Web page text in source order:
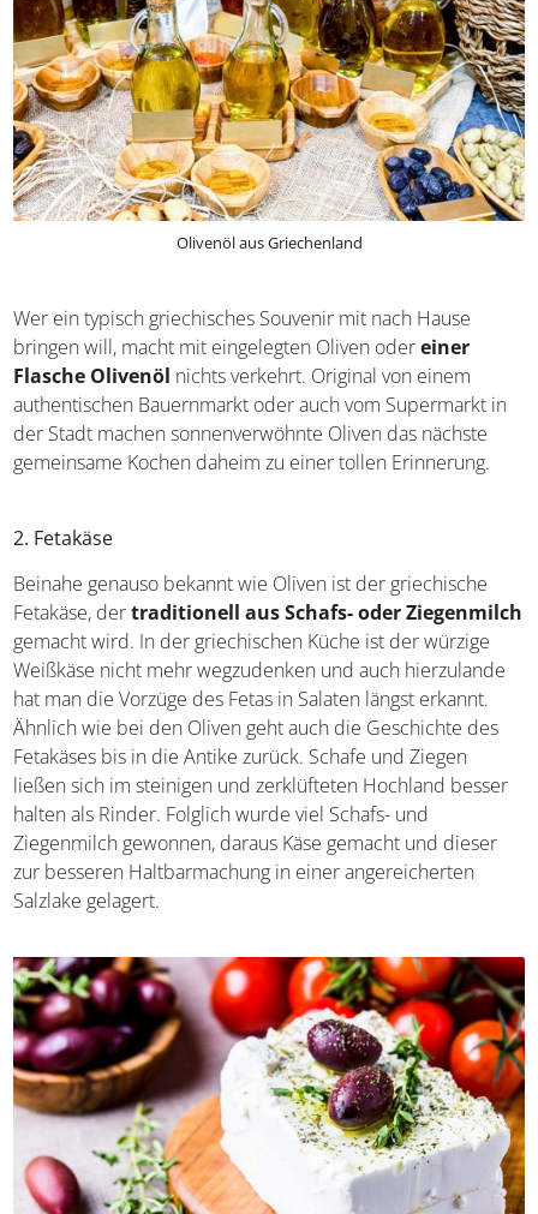
Olivenöl aus Griechenland
Wer ein typisch griechisches Souvenir mit nach Hause
bringen will, macht mit eingelegten Oliven odereiner
Flasche Olivenöl nichts verkehrt. Original von einem
authentischen Bauernmarkt oder auch vom Supermarkt
in der Stadt machen sonnenverwöhnte Oliven das
nächste gemeinsame Kochen daheim zu einer tollen
2. Fetakäse
Beinahe genauso bekannt wie Oliven ist der griechische
Fetakäse, dertraditionell aus Schafs- oder
Ziegenmilchgemacht wird. In der griechischen Küche ist
der würzige Weißkäse nicht mehr wegzudenken und auch
hierzulande hat man die Vorzüge des Fetas in Salaten
längst erkannt. Ähnlich wie bei den Oliven geht auch die
Geschichte des Fetakäses bis in die Antike zurück. Schafe
und Ziegen ließen sich im steinigen und zerklüfteten
Hochland besser halten als Rinder. Folglich wurde viel
Schafs- und Ziegenmilch gewonnen, daraus Käse gemacht
und dieser zur besseren Haltbarmachung in einer